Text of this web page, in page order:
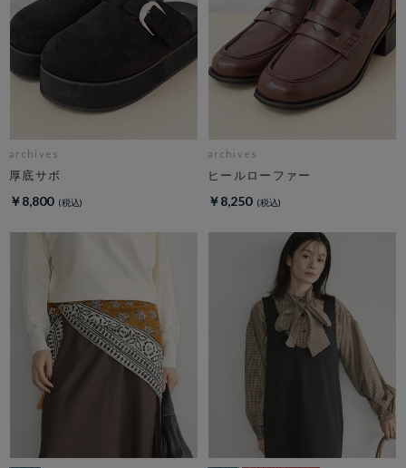
archives
厚底サボ
￥8,800
archives
ヒールローファー
￥8,250